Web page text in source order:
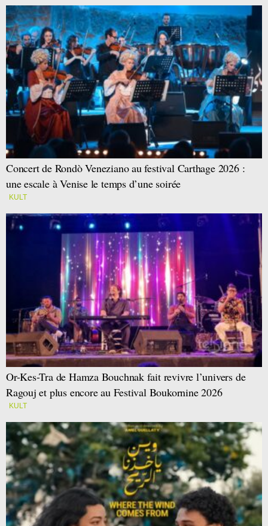
Concert de Rondò Veneziano au festival Carthage 2026 :
une escale à Venise le temps d’une soirée
KULT
Or-Kes-Tra de Hamza Bouchnak fait revivre l’univers de
Ragouj et plus encore au Festival Boukornine 2026
KULT